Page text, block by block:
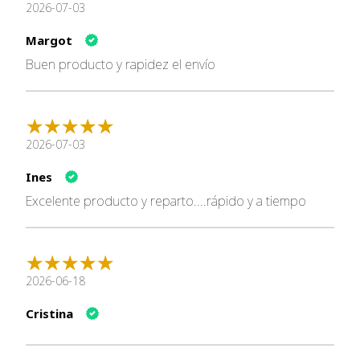
Grasa
5,70%
0,30%
Cenizas
2,40%
Humedad 75,00%
Calcio
0,19%
Magnesio
0,019%
Energía
1.130 kcal/kg
🧡 Vet Life Convalescence
Alimento completo diseñado para apoyar gatos en
recuperación nutricional, postoperatorios o procesos
🌟 Beneficios principales
2026-07-03
Margot
Buen producto y rapidez el envío
2026-07-03
Ines
Excelente producto y reparto....rápido y a tiempo
2026-06-18
Cristina